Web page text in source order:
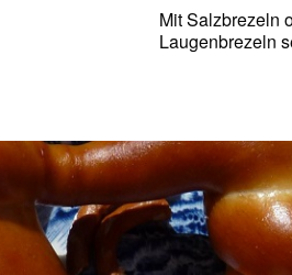
Mit Salzbrezeln
Laugenbrezeln